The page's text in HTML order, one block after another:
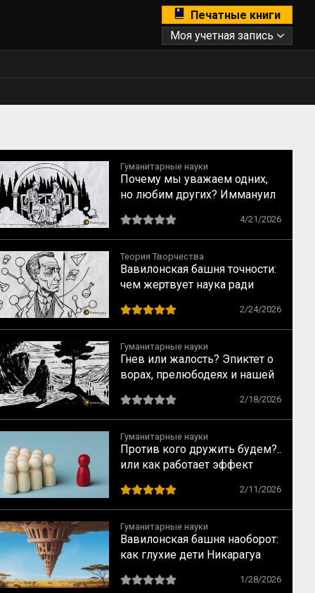
Печатные книги
Моя учетная запись
Гуманитарные науки
Почему мы уважаем одних,
но любим других? Иммануил
возвышенного и прекрасного
4/21/2026
Теория Творчества
Вавилонская башня точности:
чем жертвует наука ради
2/24/2026
Гуманитарные науки
Гнев или жалость? Эпиктет о
ворах, прелюбодеях и нашей
2/18/2026
Гуманитарные науки
Против кого дружить будем?..
или как работает эффект
2/11/2026
Гуманитарные науки
Вавилонская башня наоборот:
как глухие дети Никарагуа
было (и как на их примере1/28/2026